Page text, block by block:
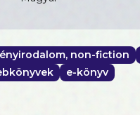
non-fiction
e-könyv